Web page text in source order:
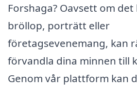
Forshaga? Oavsett om
bröllop, porträtt eller
företagsevenemang, kan
förvandla dina minnen till
Genom vår plattform kan